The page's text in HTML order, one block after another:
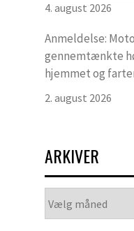
4. august 2026
Anmeldelse:
gennemtænkte
hjemmet og
2. august 2026
ARKIVER